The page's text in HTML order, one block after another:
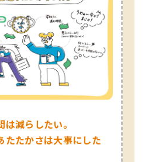
減らしたい。
たたかさは大事にした